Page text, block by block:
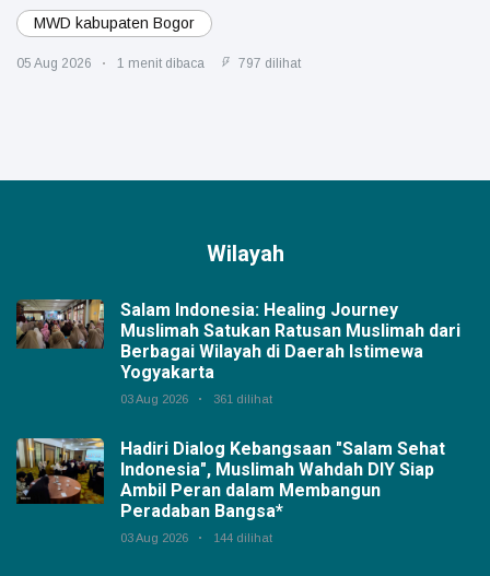
MWD kabupaten Bogor
05 Aug 2026 1 menit dibaca 797 dilihat
Wilayah
Salam Indonesia: Healing Journey
Muslimah Satukan Ratusan Muslimah dari
Berbagai Wilayah di Daerah Istimewa
Yogyakarta
03 Aug 2026 361 dilihat
Hadiri Dialog Kebangsaan "Salam Sehat
Indonesia", Muslimah Wahdah DIY Siap
Ambil Peran dalam Membangun
Peradaban Bangsa*
03 Aug 2026 144 dilihat